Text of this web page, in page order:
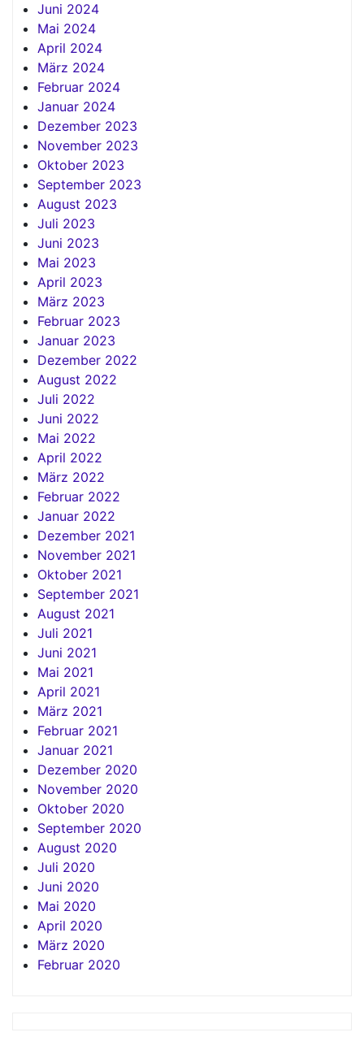
Juni 2024
Mai 2024
April 2024
März 2024
Februar 2024
Januar 2024
Dezember 2023
November 2023
Oktober 2023
September 2023
August 2023
Juli 2023
Juni 2023
Mai 2023
April 2023
März 2023
Februar 2023
Januar 2023
Dezember 2022
August 2022
Juli 2022
Juni 2022
Mai 2022
April 2022
März 2022
Februar 2022
Januar 2022
Dezember 2021
November 2021
Oktober 2021
September 2021
August 2021
Juli 2021
Juni 2021
Mai 2021
April 2021
März 2021
Februar 2021
Januar 2021
Dezember 2020
November 2020
Oktober 2020
September 2020
August 2020
Juli 2020
Juni 2020
Mai 2020
April 2020
März 2020
Februar 2020